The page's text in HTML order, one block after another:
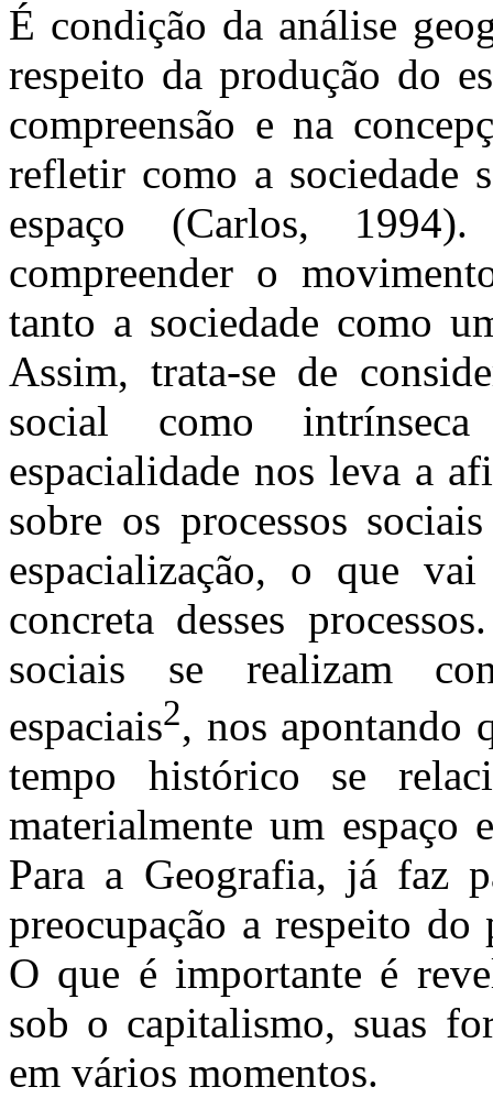
É condição da análise
respeito da produção do
compreensão e na
refletir como a sociedade
espaço (Carlos,
compreender o
tanto a sociedade como
Assim, trata-se de
social como
espacialidade nos leva a
sobre os processos
espacialização, o que
concreta desses
sociais se realizam
espaciais2, nos apontando
tempo histórico se
materialmente um espaço
Para a Geografia, já faz
preocupação a respeito do
O que é importante é
sob o capitalismo, suas
em vários momentos.